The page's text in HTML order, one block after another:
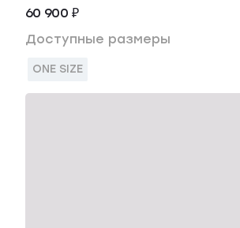
60 900 ₽
Доступные размеры
ONE SIZE